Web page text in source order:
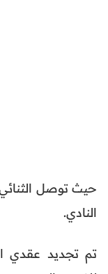
حيث توصل
النادي.
تم تجديد عقدي